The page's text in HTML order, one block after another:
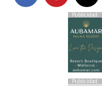
Publicidad
Publicidad